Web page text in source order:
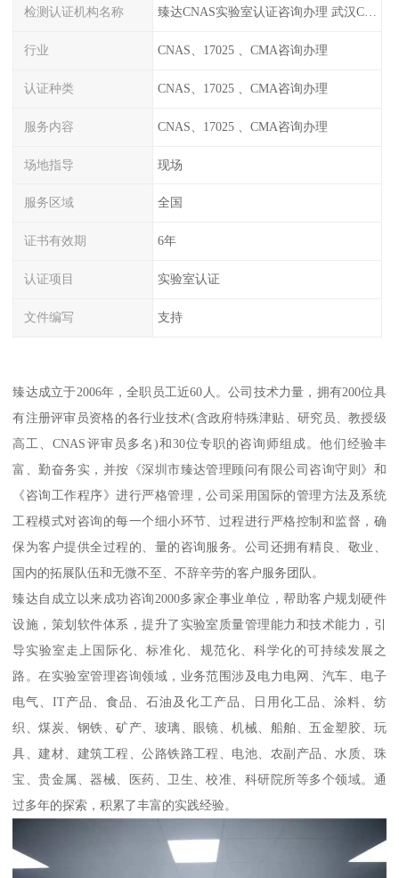
检测认证机构名称 臻达CNAS实验室认证咨询办理 武汉CNAS实验室认可办理
行业 CNAS、17025 、CMA咨询办理
认证种类 CNAS、17025 、CMA咨询办理
服务内容 CNAS、17025 、CMA咨询办理
场地指导 现场
服务区域 全国
证书有效期 6年
认证项目 实验室认证
文件编写 支持
臻达成立于2006年，全职员工近60人。公司技术力量，拥有200位具
有注册评审员资格的各行业技术(含政府特殊津贴、研究员、教授级
高工、CNAS评审员多名)和30位专职的咨询师组成。他们经验丰
富、勤奋务实，并按《深圳市臻达管理顾问有限公司咨询守则》和
《咨询工作程序》进行严格管理，公司采用国际的管理方法及系统
工程模式对咨询的每一个细小环节、过程进行严格控制和监督，确
保为客户提供全过程的、量的咨询服务。公司还拥有精良、敬业、
国内的拓展队伍和无微不至、不辞辛劳的客户服务团队。
臻达自成立以来成功咨询2000多家企事业单位，帮助客户规划硬件
设施，策划软件体系，提升了实验室质量管理能力和技术能力，引
导实验室走上国际化、标准化、规范化、科学化的可持续发展之
路。在实验室管理咨询领域，业务范围涉及电力电网、汽车、电子
电气、IT产品、食品、石油及化工产品、日用化工品、涂料、纺
织、煤炭、钢铁、矿产、玻璃、眼镜、机械、船舶、五金塑胶、玩
具、建材、建筑工程、公路铁路工程、电池、农副产品、水质、珠
宝、贵金属、器械、医药、卫生、校准、科研院所等多个领域。通
过多年的探索，积累了丰富的实践经验。